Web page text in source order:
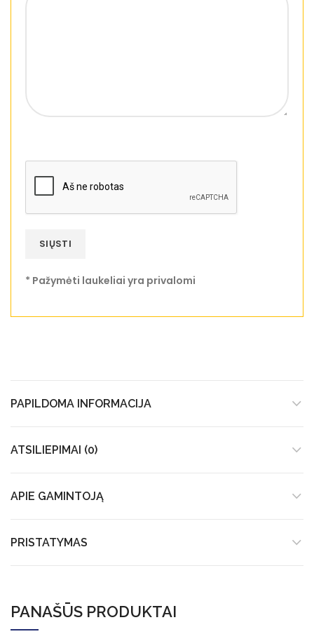
* Pažymėti laukeliai yra privalomi
PAPILDOMA INFORMACIJA
ATSILIEPIMAI (0)
APIE GAMINTOJĄ
PRISTATYMAS
PANAŠŪS PRODUKTAI